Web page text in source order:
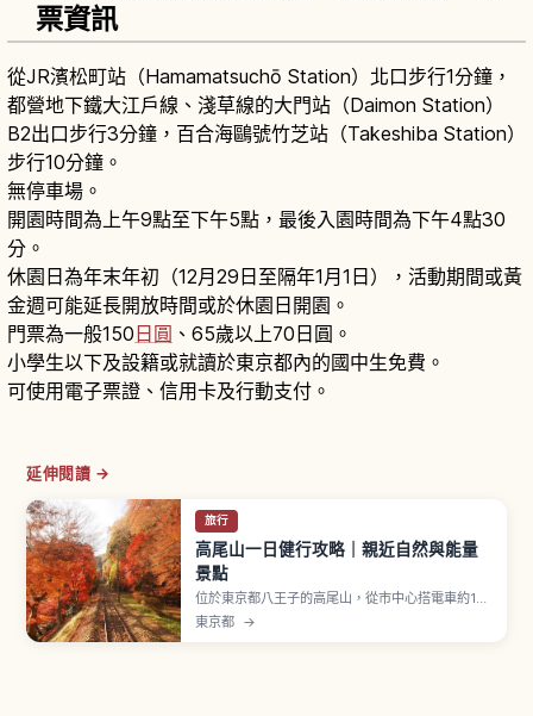
票資訊
從JR濱松町站（Hamamatsuchō Station）北口步行1分鐘，
都營地下鐵大江戶線、淺草線的大門站（Daimon Station）
B2出口步行3分鐘，百合海鷗號竹芝站（Takeshiba Station）
步行10分鐘。
無停車場。
開園時間為上午9點至下午5點，最後入園時間為下午4點30
分。
休園日為年末年初（12月29日至隔年1月1日），活動期間或黃
金週可能延長開放時間或於休園日開園。
門票為一般150日圓 、65歲以上70日圓。
小學生以下及設籍或就讀於東京都內的國中生免費。
可使用電子票證、信用卡及行動支付。
延伸閱讀 →
旅行
高尾山一日健行攻略｜親近自然與能量
景點
位於東京都八王子的高尾山，從市中心搭電車約1小
時即可抵達，是人氣的一日健行景點。文章介紹多
條登山路線、纜車與吊椅、山腰寺院參拜、山頂眺
東京都 →